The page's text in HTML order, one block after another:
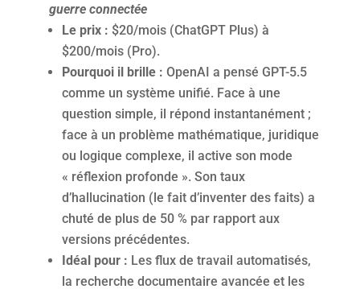
guerre connectée
Le prix : $20/mois (ChatGPT Plus) à
$200/mois (Pro).
Pourquoi il brille : OpenAI a pensé GPT-5.5
comme un système unifié. Face à une
question simple, il répond instantanément ;
face à un problème mathématique, juridique
ou logique complexe, il active son mode
« réflexion profonde ». Son taux
d’hallucination (le fait d’inventer des faits) a
chuté de plus de 50 % par rapport aux
versions précédentes.
Idéal pour : Les flux de travail automatisés,
la recherche documentaire avancée et les